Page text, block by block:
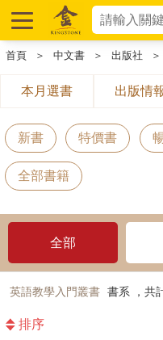
首頁 ＞ 中文書 ＞ 出版社 ＞
本月選書 出版情
新書 特價書
全部書籍
全部
英語教學入門叢書 書系 ，共
排序